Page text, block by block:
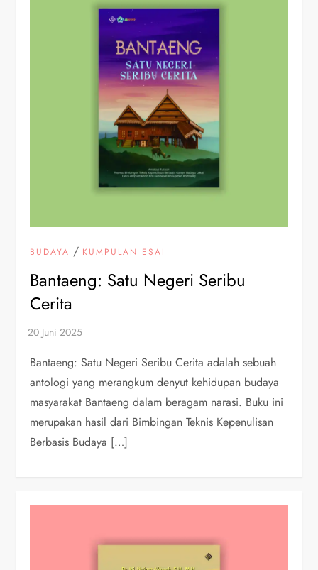
BUDAYA / KUMPULAN ESAI
Bantaeng: Satu Negeri Seribu
Cerita
Bantaeng: Satu Negeri Seribu Cerita adalah sebuah
antologi yang merangkum denyut kehidupan budaya
masyarakat Bantaeng dalam beragam narasi. Buku ini
merupakan hasil dari Bimbingan Teknis Kepenulisan
Berbasis Budaya […]